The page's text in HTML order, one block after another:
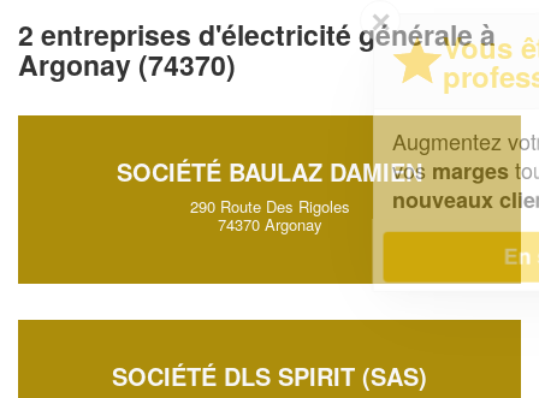
2 entreprises d'électricité générale à
Argonay (74370)
SOCIÉTÉ BAULAZ DAMIEN
290 Route Des Rigoles
74370 Argonay
SOCIÉTÉ DLS SPIRIT (SAS)
✕
Vous êtes un
professionnel ?
chiffre d'affaireset
vosmargestout en gagnant de
nouveaux clients!